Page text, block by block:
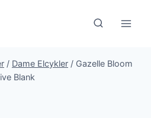
/ Dame Elcykler / Gazelle Bloom
Blank